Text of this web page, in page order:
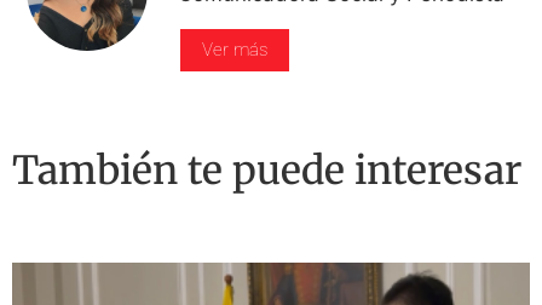
Ver más
También te puede interesar